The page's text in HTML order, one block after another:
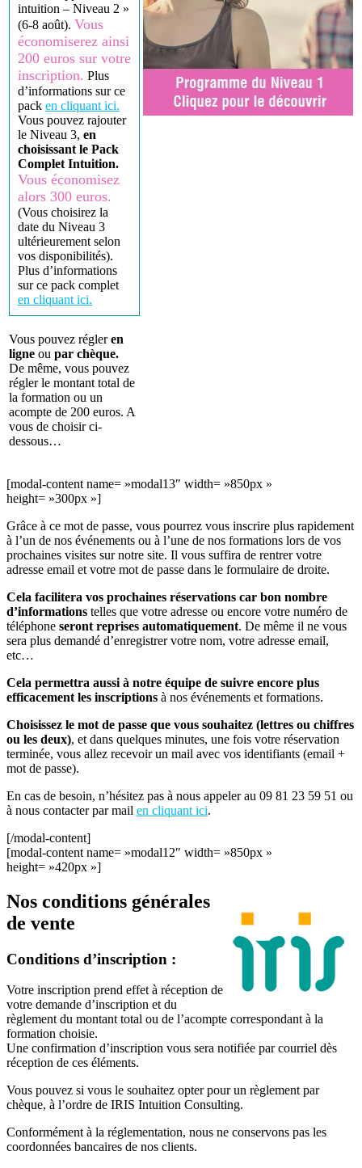
intuition – Niveau 2 »
(6-8 août). Vous
économiserez ainsi
200 euros sur votre
inscription. Plus
d’informations sur ce
pack en cliquant ici.
Vous pouvez rajouter
le Niveau 3, en
choisissant le Pack
Complet Intuition.
Vous économisez
alors 300 euros.
(Vous choisirez la
date du Niveau 3
ultérieurement selon
vos disponibilités).
Plus d’informations
sur ce pack complet
en cliquant ici.
Vous pouvez régleren
ligne ou par chèque.
De même, vous pouvez
régler le montant total de
la formation ou un
acompte de 200 euros. A
vous de choisir ci-
dessous…
[modal-content name= »modal13″ width= »850px »
height= »300px »]
Grâce à ce mot de passe, vous pourrez vous inscrire plus rapidement
à l’un de nos événements ou à l’une de nos formations lors de vos
prochaines visites sur notre site. Il vous suffira de rentrer votre
adresse email et votre mot de passe dans le formulaire de droite.
Cela facilitera vos prochaines réservations car bon nombre
d’informations telles que votre adresse ou encore votre numéro de
téléphone seront reprises automatiquement. De même il ne vous
sera plus demandé d’enregistrer votre nom, votre adresse email,
etc…
Cela permettra aussi à notre équipe de suivre encore plus
efficacement les inscriptions à nos événements et formations.
Choisissez le mot de passe que vous souhaitez (lettres ou chiffres
ou les deux), et dans quelques minutes, une fois votre réservation
terminée, vous allez recevoir un mail avec vos identifiants (email +
mot de passe).
En cas de besoin, n’hésitez pas à nous appeler au 09 81 23 59 51 ou
à nous contacter par mail en cliquant ici.
[/modal-content]
[modal-content name= »modal12″ width= »850px »
height= »420px »]
Nos conditions générales
de vente
Conditions d’inscription :
Votre inscription prend effet à réception de
votre demande d’inscription et du
règlement du montant total ou de l’acompte correspondant à la
formation choisie.
Une confirmation d’inscription vous sera notifiée par courriel dès
réception de ces éléments.
Vous pouvez si vous le souhaitez opter pour un règlement par
chèque, à l’ordre de IRIS Intuition Consulting.
Conformément à la réglementation, nous ne conservons pas les
coordonnées bancaires de nos clients.